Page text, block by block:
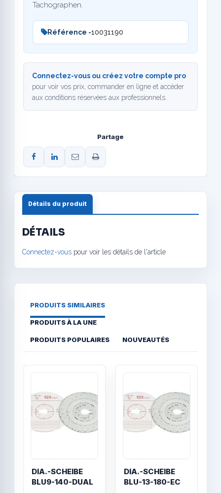
Tachographen.
Référence -10031190
Connectez-vous ou créez votre compte pro
pour voir vos prix, commander en ligne et accéder
aux conditions réservées aux professionnels.
Partage
Détails du produit
DÉTAILS
Connectez-vous pour voir les détails de l'article
PRODUITS SIMILAIRES
PRODUITS À LA UNE
PRODUITS POPULAIRES NOUVEAUTÉS
DIA.-SCHEIBE
BLU9-140-DUAL
DIA.-SCHEIBE
BLU-13-180-EC